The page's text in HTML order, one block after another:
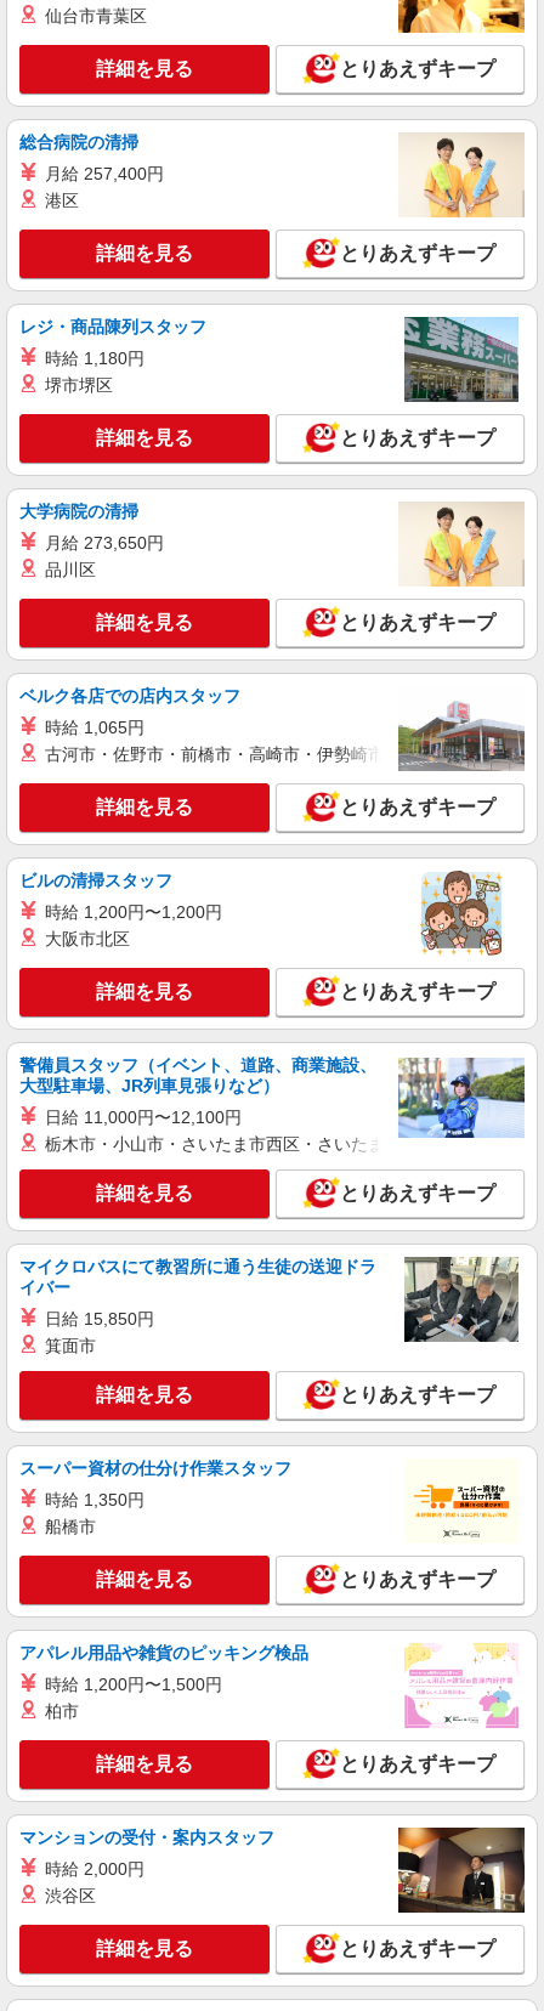
仙台市青葉区
詳細を見る とりあえずキープ
総合病院の清掃
月給 257,400円
港区
詳細を見る とりあえずキープ
レジ・商品陳列スタッフ
時給 1,180円
堺市堺区
詳細を見る とりあえずキープ
大学病院の清掃
月給 273,650円
品川区
詳細を見る とりあえずキープ
ベルク各店での店内スタッフ
時給 1,065円
古河市・佐野市・前橋市・高崎市・伊勢崎市・太田市・館林市
詳細を見る とりあえずキープ
ビルの清掃スタッフ
時給 1,200円〜1,200円
大阪市北区
詳細を見る とりあえずキープ
警備員スタッフ（イベント、道路、商業施設、
大型駐車場、JR列車見張りなど）
日給 11,000円〜12,100円
栃木市・小山市・さいたま市西区・さいたま市岩槻区・久喜市・
詳細を見る とりあえずキープ
マイクロバスにて教習所に通う生徒の送迎ドラ
イバー
日給 15,850円
箕面市
詳細を見る とりあえずキープ
スーパー資材の仕分け作業スタッフ
時給 1,350円
船橋市
詳細を見る とりあえずキープ
アパレル用品や雑貨のピッキング検品
時給 1,200円〜1,500円
柏市
詳細を見る とりあえずキープ
マンションの受付・案内スタッフ
時給 2,000円
渋谷区
詳細を見る とりあえずキープ